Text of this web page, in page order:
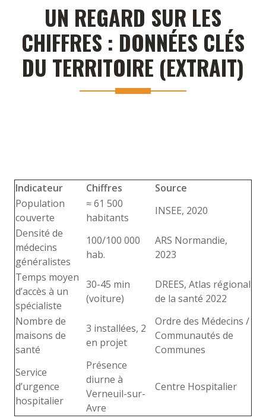
UN REGARD SUR LES
CHIFFRES : DONNÉES CLÉS
DU TERRITOIRE (EXTRAIT)
Indicateur Chiffres
Source
Population
couverte
≈ 61 500
habitants
INSEE, 2020
Densité de
médecins
généralistes
100/100 000
hab.
ARS Normandie,
2023
Temps moyen
d’accès à un
spécialiste
30-45 min
(voiture)
DREES, Atlas régional
de la santé 2022
Nombre de
maisons de
santé
3 installées, 2
en projet
Ordre des Médecins /
Communautés de
Communes
Service
d’urgence
hospitalier
Présence
diurne à
Verneuil-sur-
Avre
Centre Hospitalier